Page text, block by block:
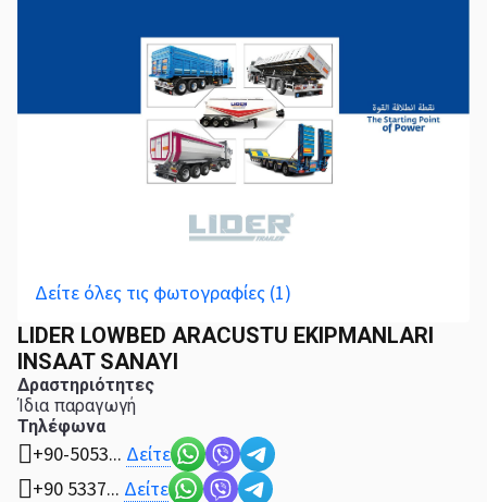
LIDER LOWBED ARACUSTU EKIPMANLARI
INSAAT SANAYI
Δραστηριότητες
Ίδια παραγωγή
Τηλέφωνα
+90-5053... Δείτε
+90 5337... Δείτε
Δείτε όλες τις φωτογραφίες (1)